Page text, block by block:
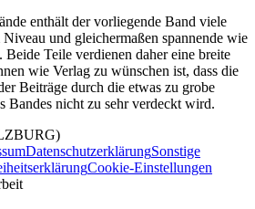
enthält der vorliegende Band viele
und gleichermaßen spannende wie
Beide Teile verdienen daher eine breite
wie Verlag zu wünschen ist, dass die
Beiträge durch die etwas zu grobe
Bandes nicht zu sehr verdeckt wird.
DatenschutzerklärungSonstige
Cookie-Einstellungen